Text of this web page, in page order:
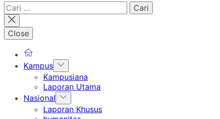
Cari
untuk:
Close
Kampus Show
sub
menu
Kampusiana
Laporan Utama
Nasional Show
sub
menu
Laporan Khusus